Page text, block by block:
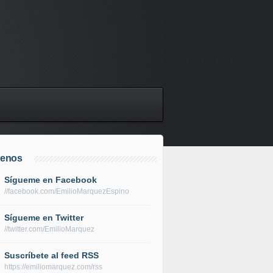
Sígueme en Facebook
//facebook.com/EmilioMarquezEspino
Sígueme en Twitter
//twitter.com/EmilioMarquez
Suscríbete al feed RSS
https://emiliomarquez.com/rss